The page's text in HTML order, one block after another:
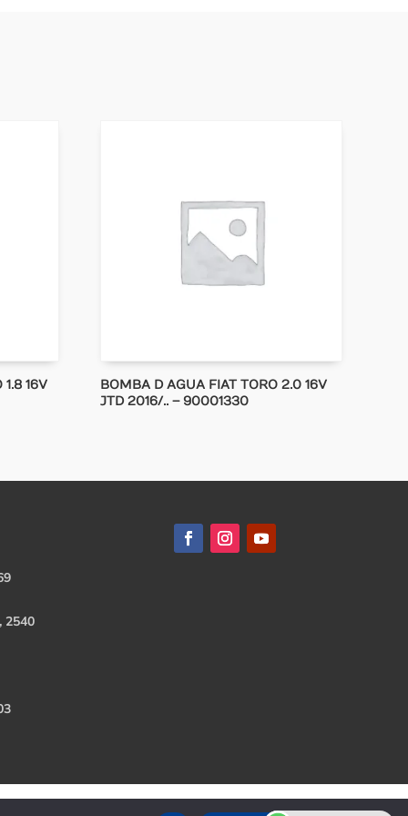
16V
BOMBA D AGUA FIAT TORO 2.0 16V
JTD 2016/.. – 90001330
2540